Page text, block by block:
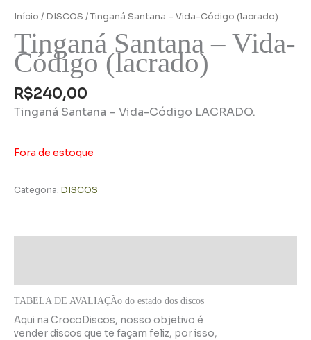
Início / DISCOS / Tinganá Santana – Vida-Código (lacrado)
Tinganá Santana – Vida-
Código (lacrado)
R$240,00
Tinganá Santana – Vida-Código LACRADO.
Fora de estoque
Categoria: DISCOS
TABELA DE AVALIAÇÃo do estado dos discos
Aqui na CrocoDiscos, nosso objetivo é
vender discos que te façam feliz, por isso,